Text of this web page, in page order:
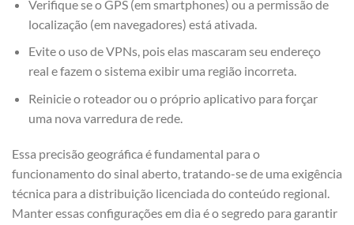
Verifique se o GPS (em smartphones) ou a permissão de
localização (em navegadores) está ativada.
Evite o uso de VPNs, pois elas mascaram seu endereço
real e fazem o sistema exibir uma região incorreta.
Reinicie o roteador ou o próprio aplicativo para forçar
uma nova varredura de rede.
Essa precisão geográfica é fundamental para o
funcionamento do sinal aberto, tratando-se de uma exigência
técnica para a distribuição licenciada do conteúdo regional.
Manter essas configurações em dia é o segredo para garantir